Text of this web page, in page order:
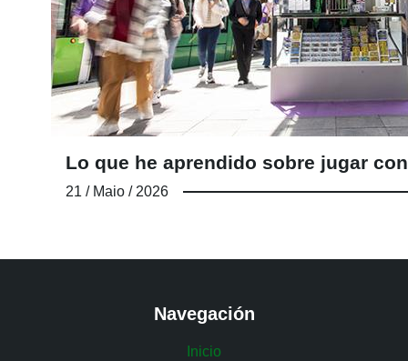
Lo que he aprendido sobre jugar
21 / Maio / 2026
Navegación
Inicio